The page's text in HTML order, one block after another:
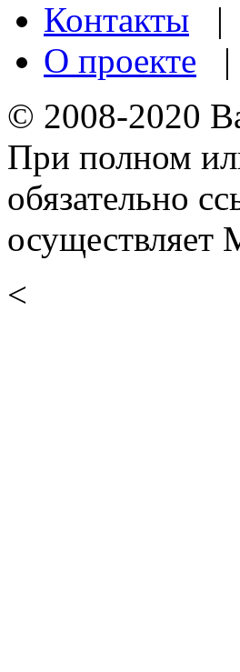
Контакты |
О проекте |
© 2008-2020
При полном
обязательно
осуществляет
<